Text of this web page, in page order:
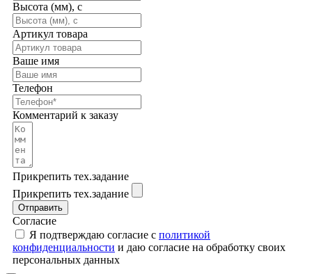
Высота (мм), c
Артикул товара
Ваше имя
Телефон
Комментарий к заказу
Прикрепить тех.задание
Прикрепить тех.задание
Отправить
Согласие
Я подтверждаю согласие с политикой
конфиденциальности и даю согласие на обработку своих
персональных данных